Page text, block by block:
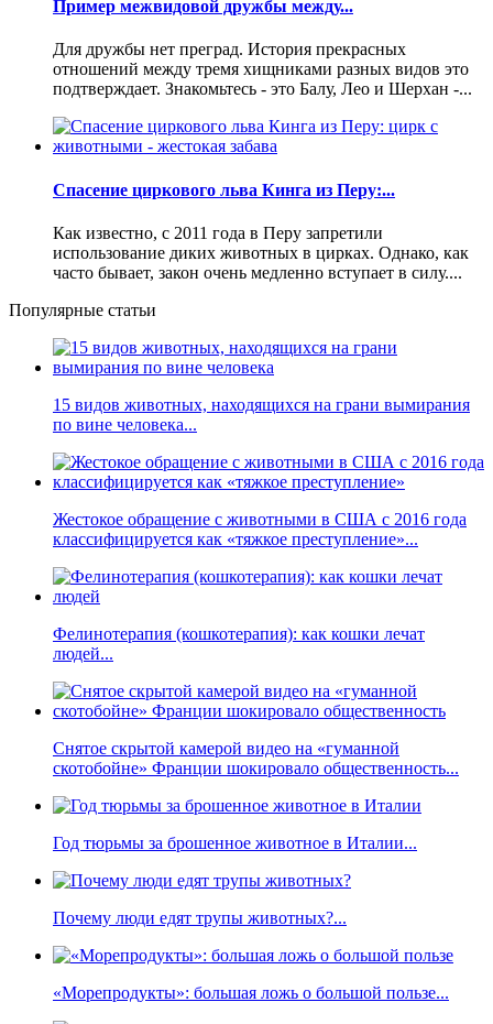
Пример межвидовой дружбы между...
Для дружбы нет преград. История прекрасных
отношений между тремя хищниками разных видов это
подтверждает. Знакомьтесь - это Балу, Лео и Шерхан -...
Спасение циркового льва Кинга из Перу:...
Как известно, с 2011 года в Перу запретили
использование диких животных в цирках. Однако, как
часто бывает, закон очень медленно вступает в силу....
Популярные статьи
15 видов животных, находящихся на грани вымирания
по вине человека...
Жестокое обращение с животными в США с 2016 года
классифицируется как «тяжкое преступление»...
Фелинотерапия (кошкотерапия): как кошки лечат
людей...
Снятое скрытой камерой видео на «гуманной
скотобойне» Франции шокировало общественность...
Год тюрьмы за брошенное животное в Италии...
Почему люди едят трупы животных?...
«Морепродукты»: большая ложь о большой пользе...